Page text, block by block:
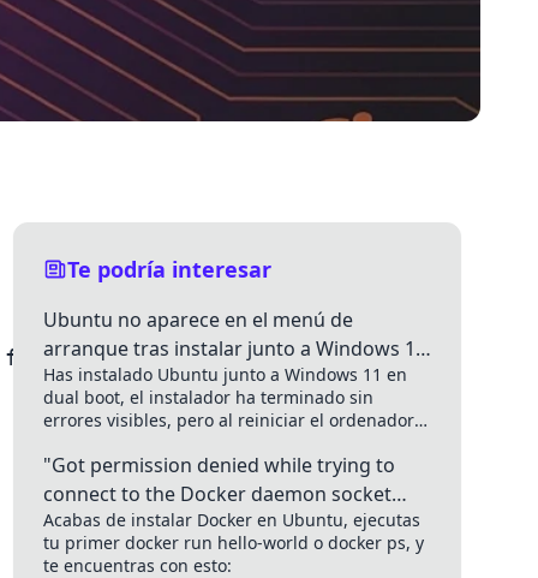
failed with error -2
Te podría interesar
Ubuntu no aparece en el menú de
arranque tras instalar junto a Windows 11:
"grub-install error" solución
Has instalado Ubuntu junto a Windows 11 en
dual boot, el instalador ha terminado sin
errores visibles, pero al reiniciar el ordenador
"Got permission denied while trying to
connect to the Docker daemon socket
unix:///var/run/docker.sock" en Ubuntu
Acabas de instalar Docker en Ubuntu, ejecutas
tu primer docker run hello-world o docker ps, y
te encuentras con esto: